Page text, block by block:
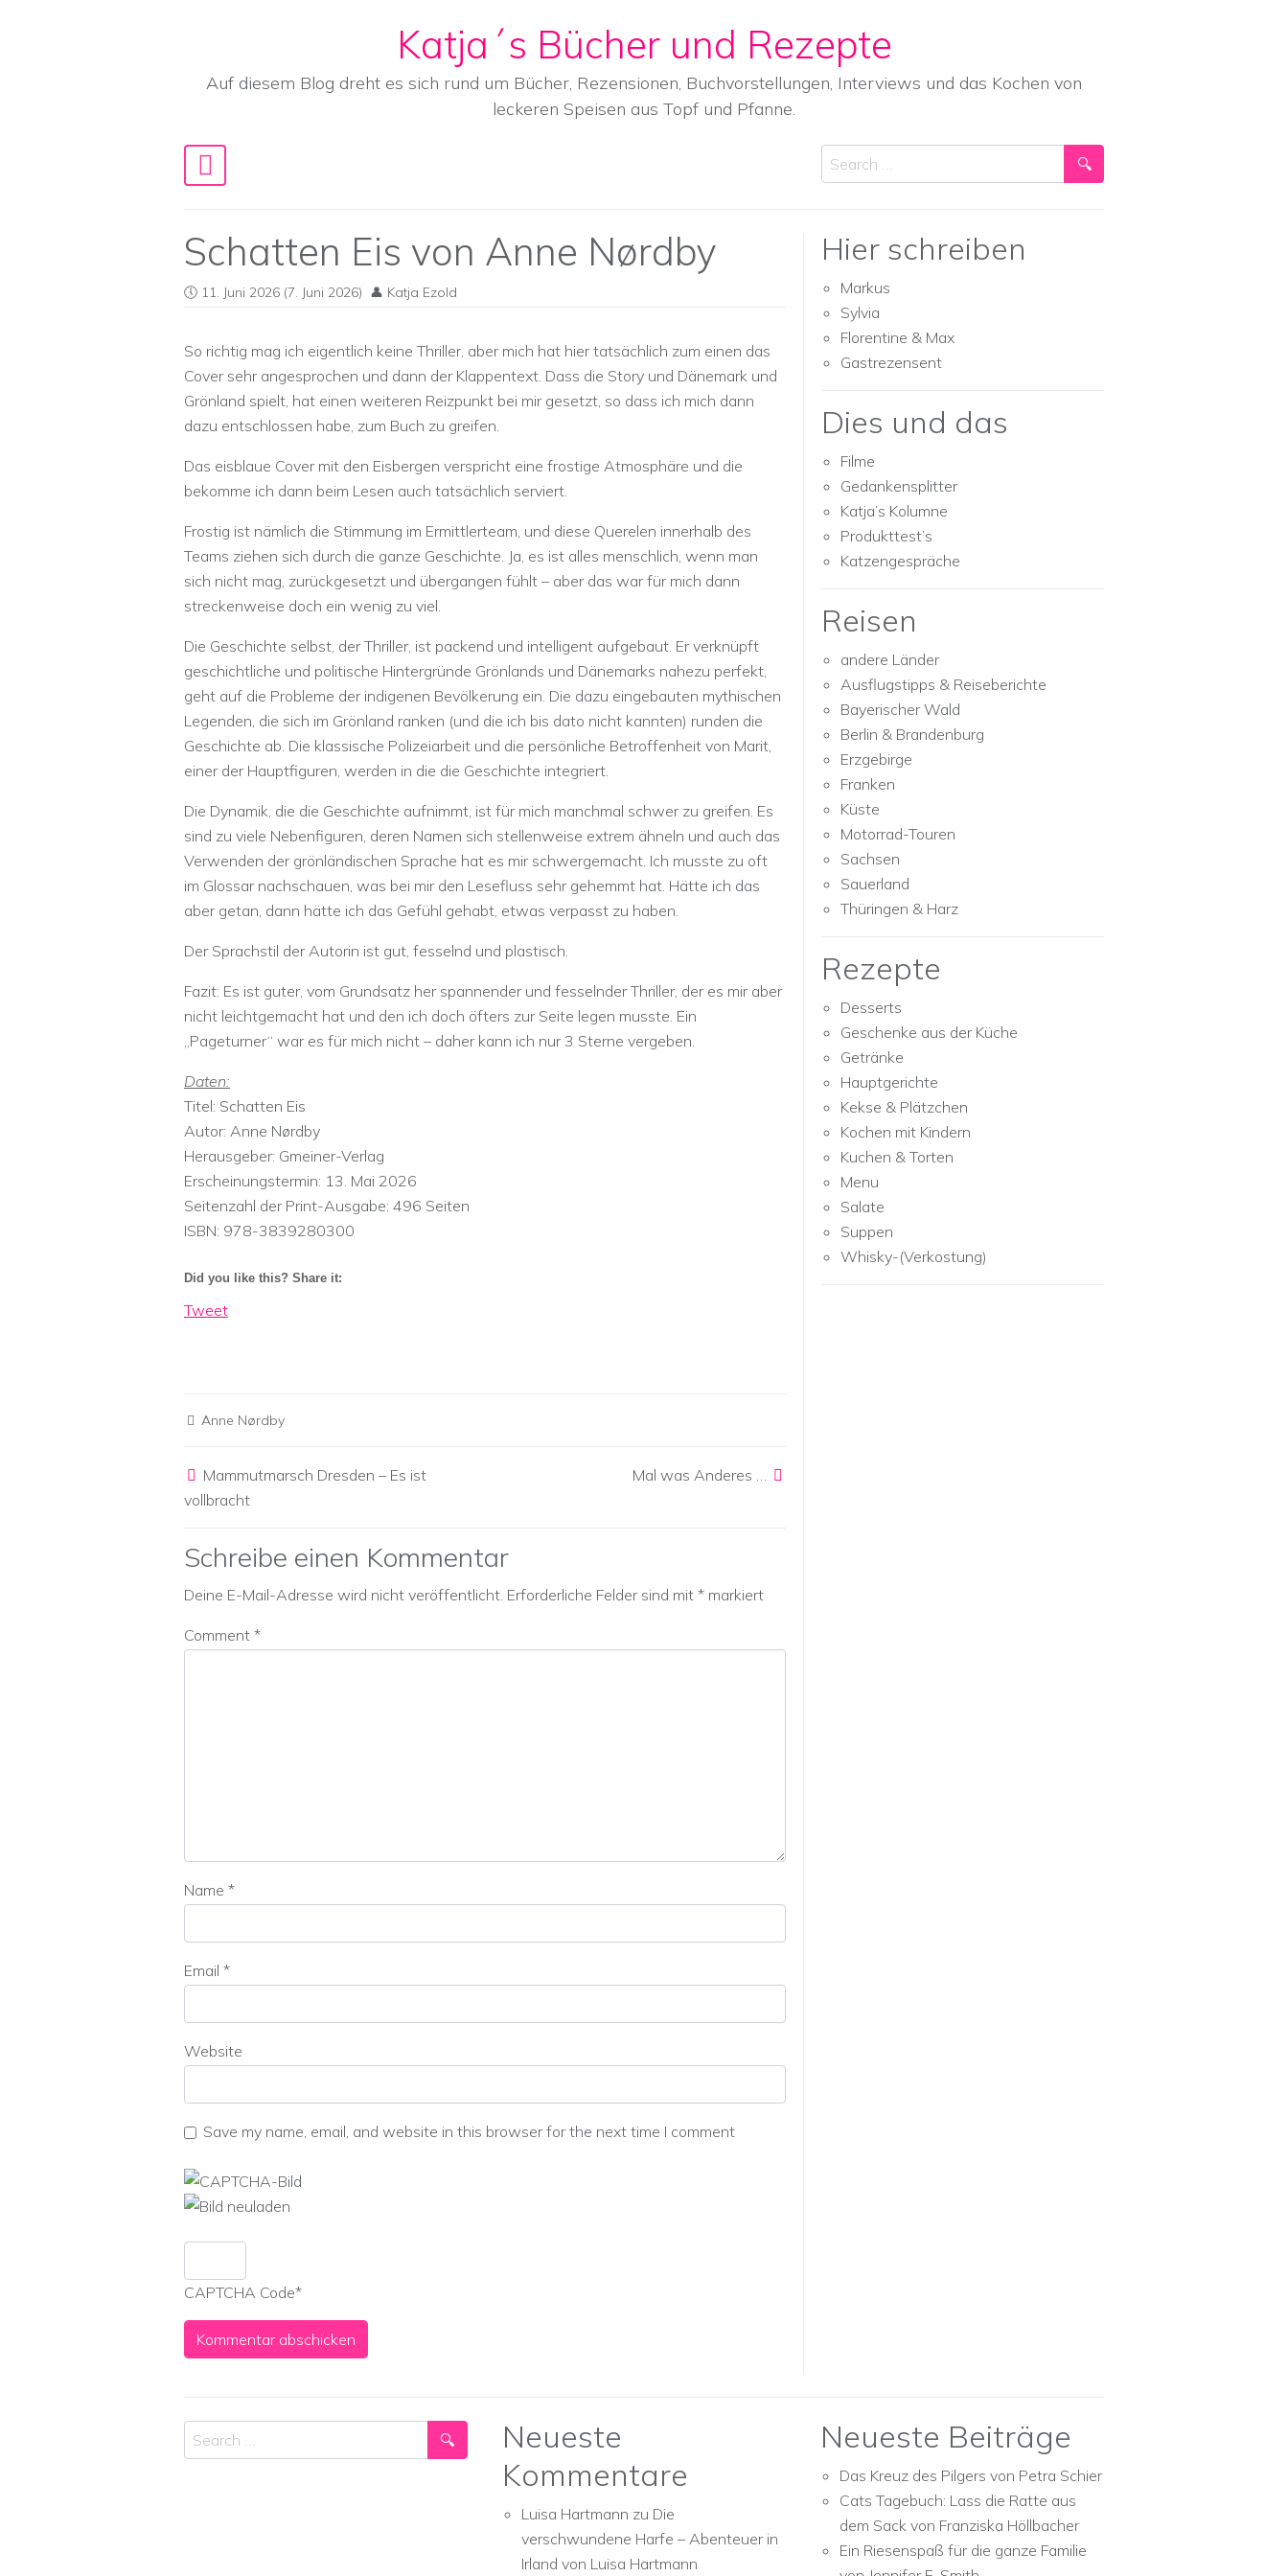
Katja´s Bücher und Rezepte
Auf diesem Blog dreht es sich rund um Bücher, Rezensionen, Buchvorstellungen, Interviews und das Kochen von
leckeren Speisen aus Topf und Pfanne.
Main Navigation
Search
Schatten Eis von Anne Nørdby
11. Juni 2026 (7. Juni 2026) Katja Ezold
So richtig mag ich eigentlich keine Thriller, aber mich hat hier tatsächlich zum einen das
Cover sehr angesprochen und dann der Klappentext. Dass die Story und Dänemark und
Grönland spielt, hat einen weiteren Reizpunkt bei mir gesetzt, so dass ich mich dann
dazu entschlossen habe, zum Buch zu greifen.
Das eisblaue Cover mit den Eisbergen verspricht eine frostige Atmosphäre und die
bekomme ich dann beim Lesen auch tatsächlich serviert.
Frostig ist nämlich die Stimmung im Ermittlerteam, und diese Querelen innerhalb des
Teams ziehen sich durch die ganze Geschichte. Ja, es ist alles menschlich, wenn man
sich nicht mag, zurückgesetzt und übergangen fühlt – aber das war für mich dann
streckenweise doch ein wenig zu viel.
Die Geschichte selbst, der Thriller, ist packend und intelligent aufgebaut. Er verknüpft
geschichtliche und politische Hintergründe Grönlands und Dänemarks nahezu perfekt,
geht auf die Probleme der indigenen Bevölkerung ein. Die dazu eingebauten mythischen
Legenden, die sich im Grönland ranken (und die ich bis dato nicht kannten) runden die
Geschichte ab. Die klassische Polizeiarbeit und die persönliche Betroffenheit von Marit,
einer der Hauptfiguren, werden in die die Geschichte integriert.
Die Dynamik, die die Geschichte aufnimmt, ist für mich manchmal schwer zu greifen. Es
sind zu viele Nebenfiguren, deren Namen sich stellenweise extrem ähneln und auch das
Verwenden der grönländischen Sprache hat es mir schwergemacht. Ich musste zu oft
im Glossar nachschauen, was bei mir den Lesefluss sehr gehemmt hat. Hätte ich das
aber getan, dann hätte ich das Gefühl gehabt, etwas verpasst zu haben.
Der Sprachstil der Autorin ist gut, fesselnd und plastisch.
Fazit: Es ist guter, vom Grundsatz her spannender und fesselnder Thriller, der es mir aber
nicht leichtgemacht hat und den ich doch öfters zur Seite legen musste. Ein
„Pageturner“ war es für mich nicht – daher kann ich nur 3 Sterne vergeben.
Daten:
Titel: Schatten Eis
Autor: Anne Nørdby
Herausgeber: Gmeiner-Verlag
Erscheinungstermin:‎ 13. Mai 2026
Seitenzahl der Print-Ausgabe:‎ 496 Seiten
ISBN:‎ 978-3839280300
Did you like this? Share it:
Tweet
Anne Nørdby
Post navigation
Mammutmarsch Dresden – Es ist
vollbracht
Mal was Anderes …
Schreibe einen Kommentar
Deine E-Mail-Adresse wird nicht veröffentlicht. Erforderliche Felder sind mit * markiert
Comment *
Name *
Email *
Website
Save my name, email, and website in this browser for the next time I comment
CAPTCHA Code*
Hier schreiben
Markus
Sylvia
Florentine & Max
Gastrezensent
Dies und das
Filme
Gedankensplitter
Katja’s Kolumne
Produkttest’s
Katzengespräche
Reisen
andere Länder
Ausflugstipps & Reiseberichte
Bayerischer Wald
Berlin & Brandenburg
Erzgebirge
Franken
Küste
Motorrad-Touren
Sachsen
Sauerland
Thüringen & Harz
Rezepte
Desserts
Geschenke aus der Küche
Getränke
Hauptgerichte
Kekse & Plätzchen
Kochen mit Kindern
Kuchen & Torten
Menu
Salate
Suppen
Whisky-(Verkostung)
Search
Neueste
Kommentare
Luisa Hartmann zu Die
verschwundene Harfe – Abenteuer in
Irland von Luisa Hartmann
Neueste Beiträge
Das Kreuz des Pilgers von Petra Schier
Cats Tagebuch: Lass die Ratte aus
dem Sack von Franziska Höllbacher
Ein Riesenspaß für die ganze Familie